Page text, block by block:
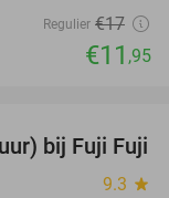
Regulier €17
€11 ,95
21%
bij Fuji Fuji
9.3 star